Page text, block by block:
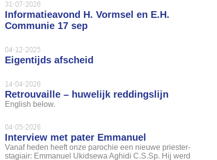
31-07-2026
Informatieavond H. Vormsel en E.H.
Communie 17 sep
04-12-2025
Eigentijds afscheid
14-04-2026
Retrouvaille – huwelijk reddingslijn
English below.
04-05-2026
Interview met pater Emmanuel
Vanaf heden heeft onze parochie een nieuwe priester-
stagiair: Emmanuel Ukidsewa Aghidi C.S.Sp. Hij werd